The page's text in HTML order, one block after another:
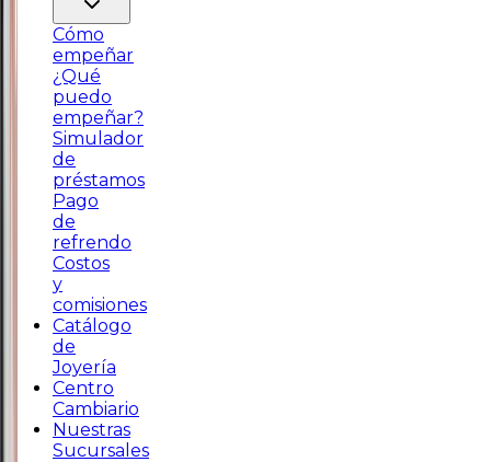
Cómo
empeñar
¿Qué
puedo
empeñar?
Simulador
de
préstamos
Pago
de
refrendo
Costos
y
comisiones
Catálogo
de
Joyería
Centro
Cambiario
Nuestras
Sucursales